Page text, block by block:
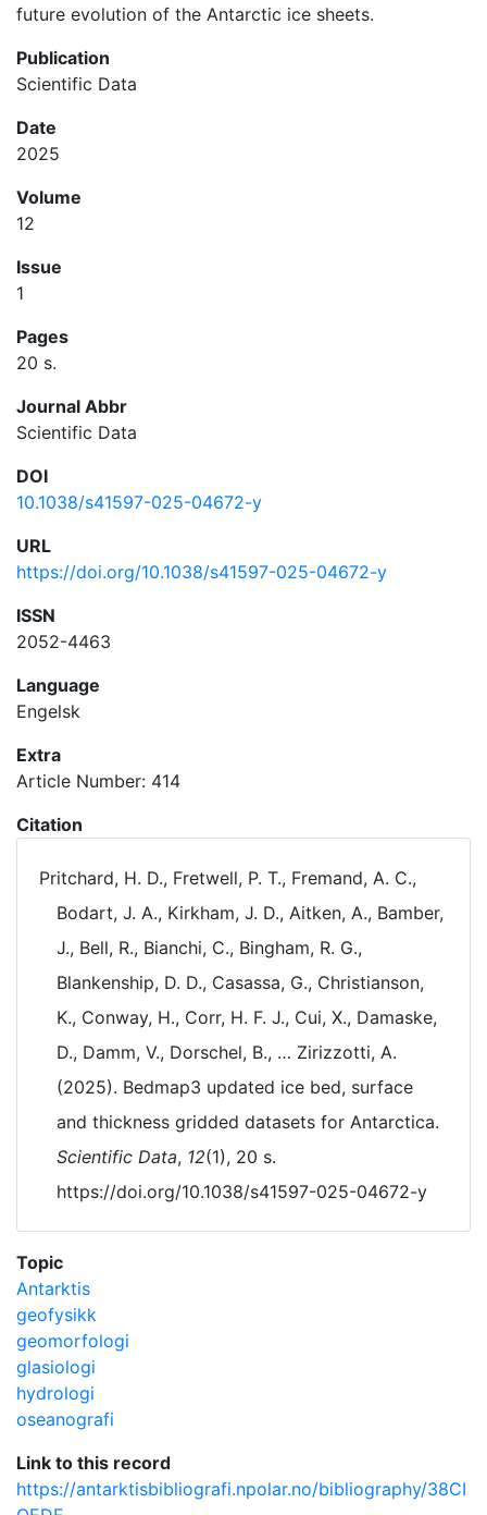
future evolution of the Antarctic ice sheets.
Publication
Scientific Data
Date
2025
Volume
12
Issue
1
Pages
20 s.
Journal Abbr
Scientific Data
DOI
10.1038/s41597-025-04672-y
URL
https://doi.org/10.1038/s41597-025-04672-y
ISSN
2052-4463
Language
Engelsk
Extra
Article Number: 414
Citation
Pritchard, H. D., Fretwell, P. T., Fremand, A. C.,
Bodart, J. A., Kirkham, J. D., Aitken, A., Bamber,
J., Bell, R., Bianchi, C., Bingham, R. G.,
Blankenship, D. D., Casassa, G., Christianson,
K., Conway, H., Corr, H. F. J., Cui, X., Damaske,
D., Damm, V., Dorschel, B., … Zirizzotti, A.
(2025). Bedmap3 updated ice bed, surface
and thickness gridded datasets for Antarctica.
Scientific Data, 12(1), 20 s.
https://doi.org/10.1038/s41597-025-04672-y
Topic
Antarktis
geofysikk
geomorfologi
glasiologi
hydrologi
oseanografi
Link to this record
https://antarktisbibliografi.npolar.no/bibliography/38CI